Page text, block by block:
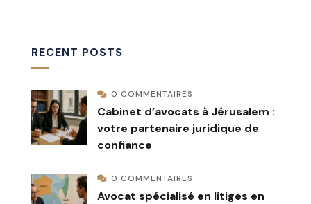
RECENT POSTS
0 COMMENTAIRES
Cabinet d’avocats à Jérusalem :
votre partenaire juridique de
confiance
0 COMMENTAIRES
Avocat spécialisé en litiges en